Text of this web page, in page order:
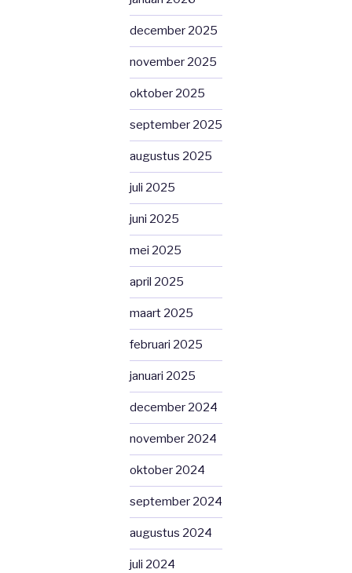
december 2025
november 2025
oktober 2025
september 2025
augustus 2025
juli 2025
juni 2025
mei 2025
april 2025
maart 2025
februari 2025
januari 2025
december 2024
november 2024
oktober 2024
september 2024
augustus 2024
juli 2024